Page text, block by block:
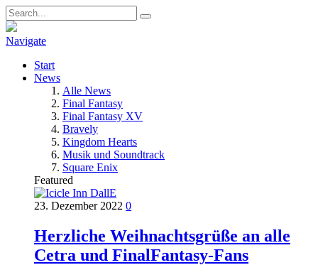
Navigate
Start
News
Alle News
Final Fantasy
Final Fantasy XV
Bravely
Kingdom Hearts
Musik und Soundtrack
Square Enix
Featured
23. Dezember 2022 0
Herzliche Weihnachtsgrüße an alle
Cetra und FinalFantasy-Fans